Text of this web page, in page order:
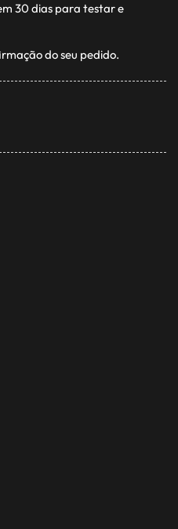
30 dias para testar e
do seu pedido.